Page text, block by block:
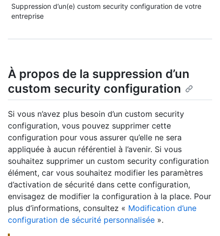
Suppression d’un(e) custom security configuration de votre
entreprise
À propos de la suppression d’un
custom security configuration
Si vous n’avez plus besoin d’un custom security
configuration, vous pouvez supprimer cette
configuration pour vous assurer qu’elle ne sera
appliquée à aucun référentiel à l’avenir. Si vous
souhaitez supprimer un custom security configuration
élément, car vous souhaitez modifier les paramètres
d’activation de sécurité dans cette configuration,
envisagez de modifier la configuration à la place. Pour
plus d’informations, consultez « Modification d’une
configuration de sécurité personnalisée ».